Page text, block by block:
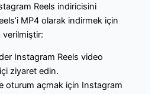
Reels indiricisini
MP4 olarak indirmek için
verilmiştir:
Instagram Reels video
ziyaret edin.
oturum açmak için Instagram